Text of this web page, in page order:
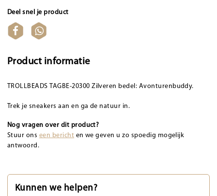
Deel snel je product
Product informatie
TROLLBEADS TAGBE-20300 Zilveren bedel: Avonturenbuddy.
Trek je sneakers aan en ga de natuur in.
Nog vragen over dit product?
Stuur ons een bericht en we geven u zo spoedig mogelijk
antwoord.
Kunnen we helpen?